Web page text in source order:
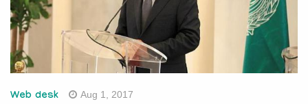
Web desk Aug 1, 2017